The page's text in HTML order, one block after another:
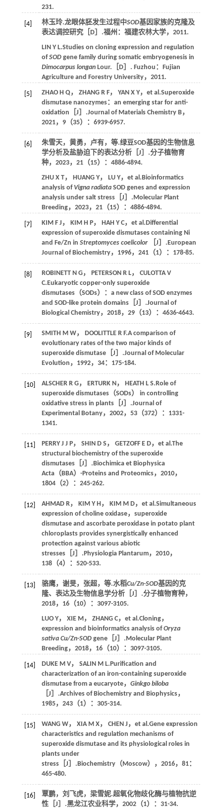
231.
[4] 林玉玲.龙眼体胚发生过程中SOD基因家族的克隆及
表达调控研究［D］.福州：福建农林大学， 2011.
LIN Y L.Studies on cloning expression and regulation
ofSODgene family during somatic embryogenesis in
Dimocarpus longanLour.［D］. Fuzhou：Fujian
Agriculture and Forestry University， 2011.
[5] ZHAO H Q， ZHANG R F， YAN X Y， et al.Superoxide
dismutase nanozymes：an emerging star for anti-
oxidation［J］.Journal of Materials Chemistry B，
2021， 9（35）：6939-6957.
[6] 朱雪天，黄勇，卢有， 等.绿豆SOD基因的生物信息
学分析及盐胁迫下的表达分析［J］.分子植物育
种， 2023， 21（15）：4886-4894.
ZHU X T， HUANG Y， LU Y， et al.Bioinformatics
analysis of Vigna radiataSOD genes and expression
analysis under salt stress［J］.Molecular Plant
Breeding， 2023， 21（15）：4886-4894.
[7] KIM F J ， KIM H P， HAH Y C， et al.Differential
expression of superoxide dismutases containing Ni
and Fe/Zn in Streptomyces coelicolor［J］.European
Journal of Biochemistry， 1996， 241（1）：178-85.
[8] ROBINETT N G， PETERSON R L， CULOTTA V
C.Eukaryotic copper-only superoxide
dismutases（SODs）：a new class of SOD enzymes
and SOD-like protein domains［J］.Journal of
Biological Chemistry， 2018， 29（13）：4636-4643.
[9] SMITH M W， DOOLITTLE R F.A comparison of
evolutionary rates of the two major kinds of
superoxide dismutase［J］.Journal of Molecular
Evolution ， 1992， 34：175-184.
[10] ALSCHER R G， ERTURK N， HEATH L S.Role of
superoxide dismutases（SODs） in controlling
oxidative stress in plants［J］.Journal of
Experimental Botany， 2002， 53（372）：1331-
1341.
[11] PERRY J J P， SHIN D S ， GETZOFF E D， et al.The
structural biochemistry of the superoxide
dismutases［J］.Biochimica et Biophysica
Acta（BBA）-Proteins and Proteomics， 2010，
1804（2）：245-262.
[12] AHMAD R， KIM Y H ， KIM M D， et al.Simultaneous
expression of choline oxidase，superoxide
dismutase and ascorbate peroxidase in potato plant
chloroplasts provides synergistically enhanced
protection against various abiotic
stresses［J］.Physiologia Plantarum， 2010，
138（4）：520-533.
[13] 骆鹰，谢旻，张超， 等.水稻Cu/Zn-SOD基因的克
隆、表达及生物信息学分析［J］.分子植物育种，
2018， 16（10）：3097-3105.
LUO Y， XIE M， ZHANG C， et al.Cloning，
expression and bioinformatics analysis ofOryza
sativa Cu/Zn-SODgene［J］.Molecular Plant
Breeding， 2018， 16（10）：3097-3105.
[14] DUKE M V， SALIN M L.Purification and
characterization of an iron-containing superoxide
dismutase from a eucaryote， Ginkgo biloba
［J］.Archives of Biochemistry and Biophysics，
1985， 243（1）：305-314.
[15] WANG W， XIA M X， CHEN J ， et al.Gene expression
characteristics and regulation mechanisms of
superoxide dismutase and its physiological roles in
plants under
stress［J］.Biochemistry（Moscow） ， 2016， 81：
465-480.
[16]
覃鹏，刘飞虎，梁雪妮.超氧化物歧化酶与植物抗逆
性［J］.黑龙江农业科学， 2002（1）：31-34.